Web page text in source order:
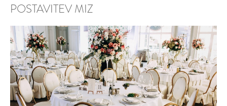
POSTAVITEV MIZ